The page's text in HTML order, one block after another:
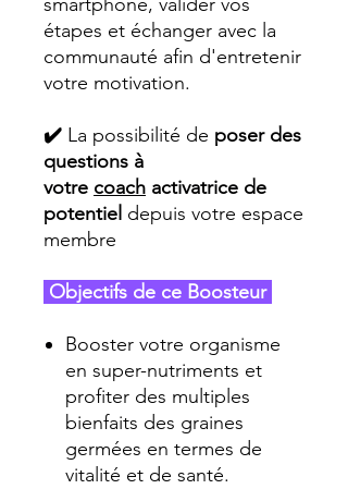
smartphone, valider vos
étapes et échanger avec la
communauté afin d'entretenir
votre motivation.
✔️ La possibilité de poser des
questions à
votre coach activatrice de
potentiel depuis votre espace
membre
Objectifs de ce Boosteur
Booster votre organisme
en super-nutriments et
profiter des multiples
bienfaits des graines
germées en termes de
vitalité et de santé.